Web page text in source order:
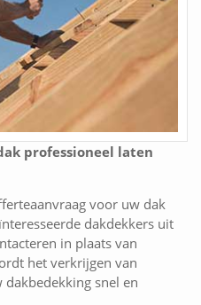
professioneel laten
voor uw dak
dakdekkers uit
in plaats van
het verkrijgen van
snel en